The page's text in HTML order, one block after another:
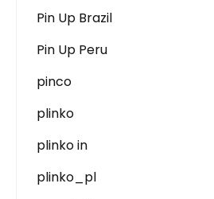
Pin Up Brazil
Pin Up Peru
pinco
plinko
plinko in
plinko_pl